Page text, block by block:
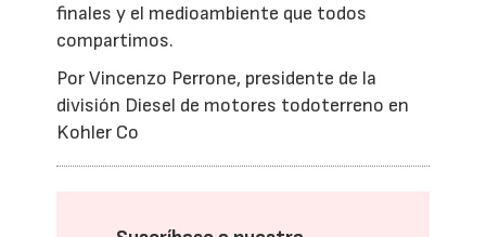
finales y el medioambiente que todos
compartimos.
Por Vincenzo Perrone, presidente de la
división Diesel de motores todoterreno en
Kohler Co